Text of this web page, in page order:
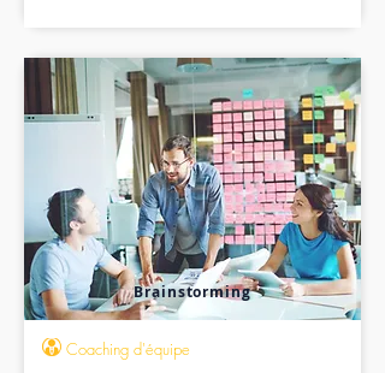
Brainstorming
Coaching d'équipe